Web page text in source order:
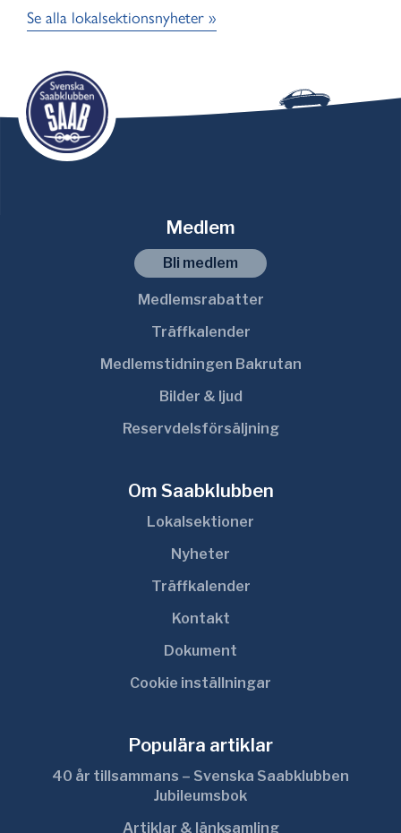
Se alla lokalsektionsnyheter »
Medlem
Bli medlem
Medlemsrabatter
Träffkalender
Medlemstidningen Bakrutan
Bilder & ljud
Reservdelsförsäljning
Om Saabklubben
Lokalsektioner
Nyheter
Träffkalender
Kontakt
Dokument
Cookie inställningar
Populära artiklar
40 år tillsammans – Svenska Saabklubben
Jubileumsbok
Artiklar & länksamling